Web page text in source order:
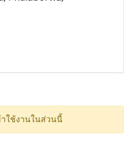
ใช้งานในส่วนนี้